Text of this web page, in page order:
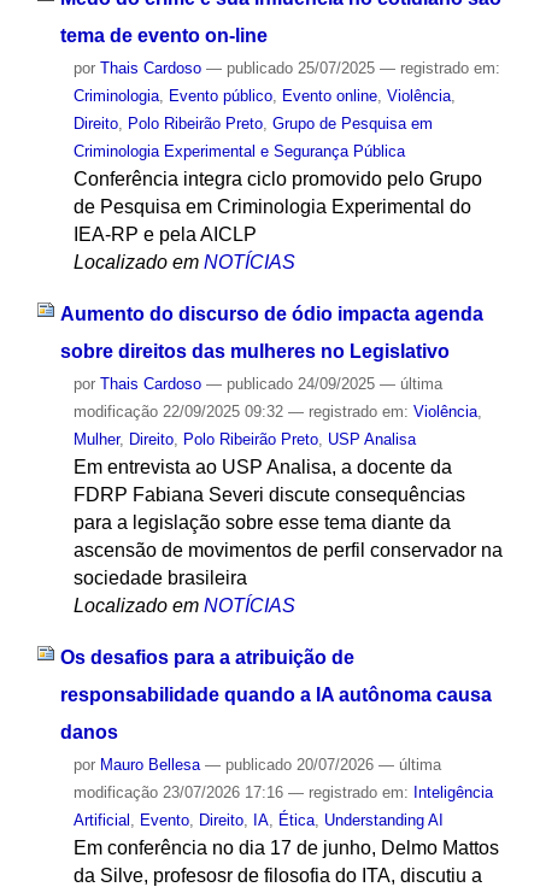
tema de evento on-line
por Thais Cardoso — publicado25/07/2025 — registrado em:
Criminologia, Evento público, Evento online, Violência,
Direito, Polo Ribeirão Preto, Grupo de Pesquisa em
Criminologia Experimental e Segurança Pública
Conferência integra ciclo promovido pelo Grupo
de Pesquisa em Criminologia Experimental do
IEA-RP e pela AICLP
Localizado em NOTÍCIAS
Aumento do discurso de ódio impacta agenda
sobre direitos das mulheres no Legislativo
por Thais Cardoso — publicado24/09/2025 — última
modificação22/09/2025 09:32 — registrado em: Violência,
Mulher, Direito, Polo Ribeirão Preto, USP Analisa
Em entrevista ao USP Analisa, a docente da
FDRP Fabiana Severi discute consequências
para a legislação sobre esse tema diante da
ascensão de movimentos de perfil conservador na
sociedade brasileira
Localizado em NOTÍCIAS
Os desafios para a atribuição de
responsabilidade quando a IA autônoma causa
danos
por Mauro Bellesa — publicado20/07/2026 — última
modificação23/07/2026 17:16 — registrado em: Inteligência
Artificial
Evento, Direito, IA, Ética, Understanding AI
Em conferência no dia 17 de junho, Delmo Mattos
da Silve, profesosr de filosofia do ITA, discutiu a